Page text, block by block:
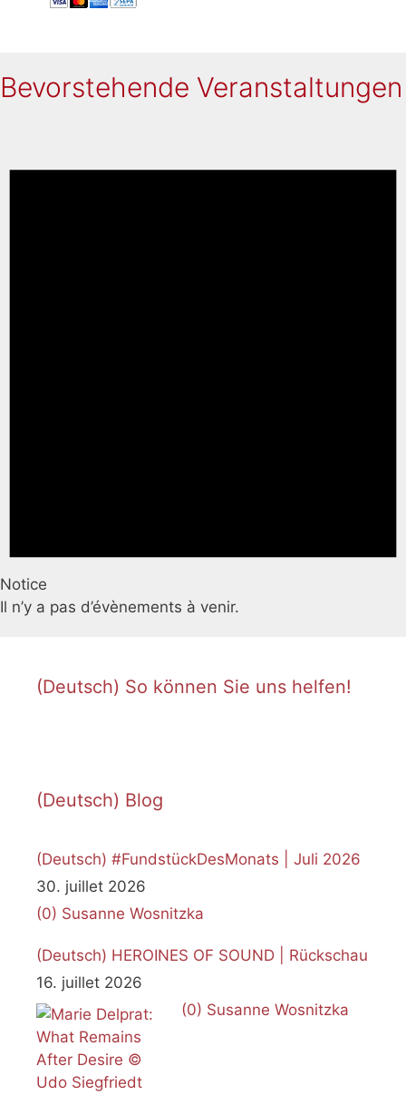
Bevorstehende Veranstaltungen
Notice
Il n’y a pas d’évènements à venir.
(Deutsch) So können Sie uns helfen!
(Deutsch) Blog
(Deutsch) #FundstückDesMonats | Juli 2026
30. juillet 2026
(0) Susanne Wosnitzka
(Deutsch) HEROINES OF SOUND | Rückschau
16. juillet 2026
(0) Susanne Wosnitzka